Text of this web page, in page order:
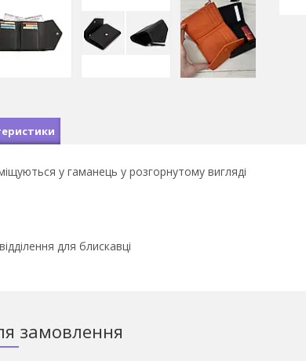
у гаманець у розгорнутому вигляді
для блискавці
замовлення